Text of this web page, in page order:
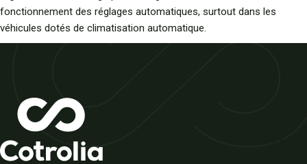
fonctionnement des réglages automatiques, surtout dans les
véhicules dotés de climatisation automatique.